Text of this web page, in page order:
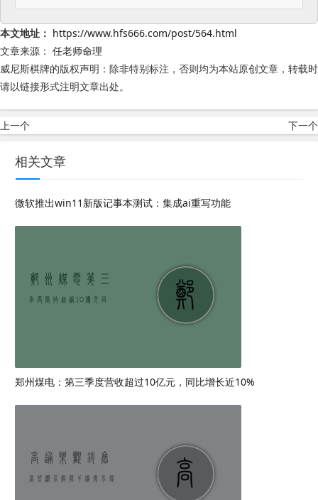
本文地址： https://www.hfs666.com/post/564.html
文章来源： 任老师命理
威尼斯棋牌的版权声明： 除非特别标注，否则均为本站原创文章，转载时
请以链接形式注明文章出处。
上一个 下一个
相关文章
微软推出win11新版记事本测试：集成ai重写功能
郑州煤电：第三季度营收超过10亿元，同比增长近10%